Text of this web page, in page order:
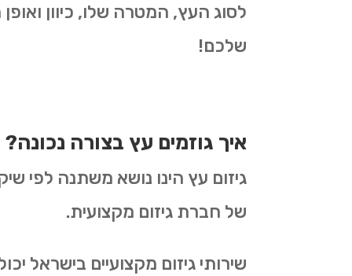
לסוג העץ, המטרה שלו, כיוון
שלכם!
איך גוזמים עץ בצורה נכונה?
גיזום עץ הינו נושא משתנה לפי
של חברת גיזום מקצועית.
שירותי גיזום מקצועיים בישראל